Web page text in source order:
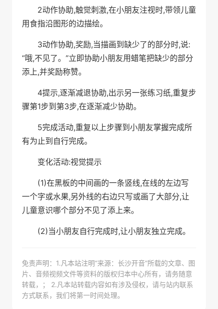
2动作协助,触觉刺激,在小朋友注视时,带领儿童
用食指沿图形的边描绘。
3动作协助,奖励,当描画到缺少了的部分时,说:
“哦,不见了。”立即协助小朋友用蜡笔把缺少的部分
添上,并奖励称赞。
4提示,逐渐减退协助,出示另一张练习纸,重复步
骤第1步到第3步,在逐渐减少协助。
5完成活动,重复以上步骤到小朋友掌握完成所
有为止到自行完成。
变化活动:视觉提示
(1)在黑板的中间画的一条竖线,在线的左边写
一个字或水果,另外线的右边只写或画了大部分,让
儿童意识哪个部分不见了添上来。
(2)当小朋友自行完成时,让小朋友独立完成。
免责声明：1.凡本站注明“来源：长沙开音”所载的文章、图
片、音频视频文件等资料的版权归本中心所有，请务随意
转载，； 2.凡本站转载内容如有涉及侵权，请与站内联系
方式联系，我们将第一时间处理。